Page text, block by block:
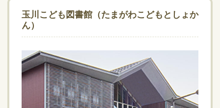
玉川こども図書館（たまがわこどもとしょか
ん）